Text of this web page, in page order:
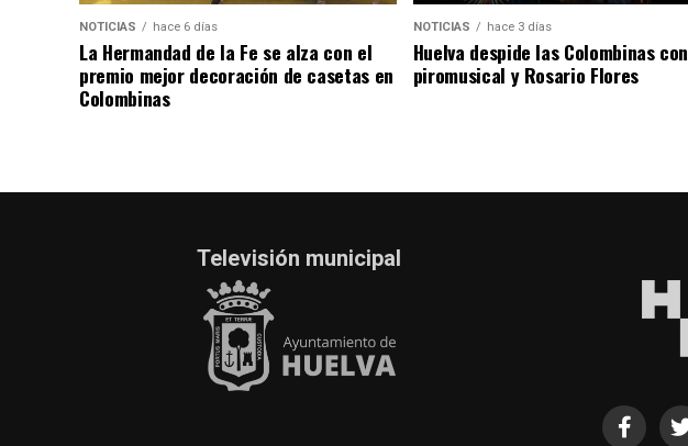
NOTICIAS hace 6 días
La Hermandad de la Fe se alza con el
premio mejor decoración de casetas en
Colombinas
NOTICIAS hace 3 días
Huelva despide las Colombinas con
piromusical y Rosario Flores
Televisión municipal